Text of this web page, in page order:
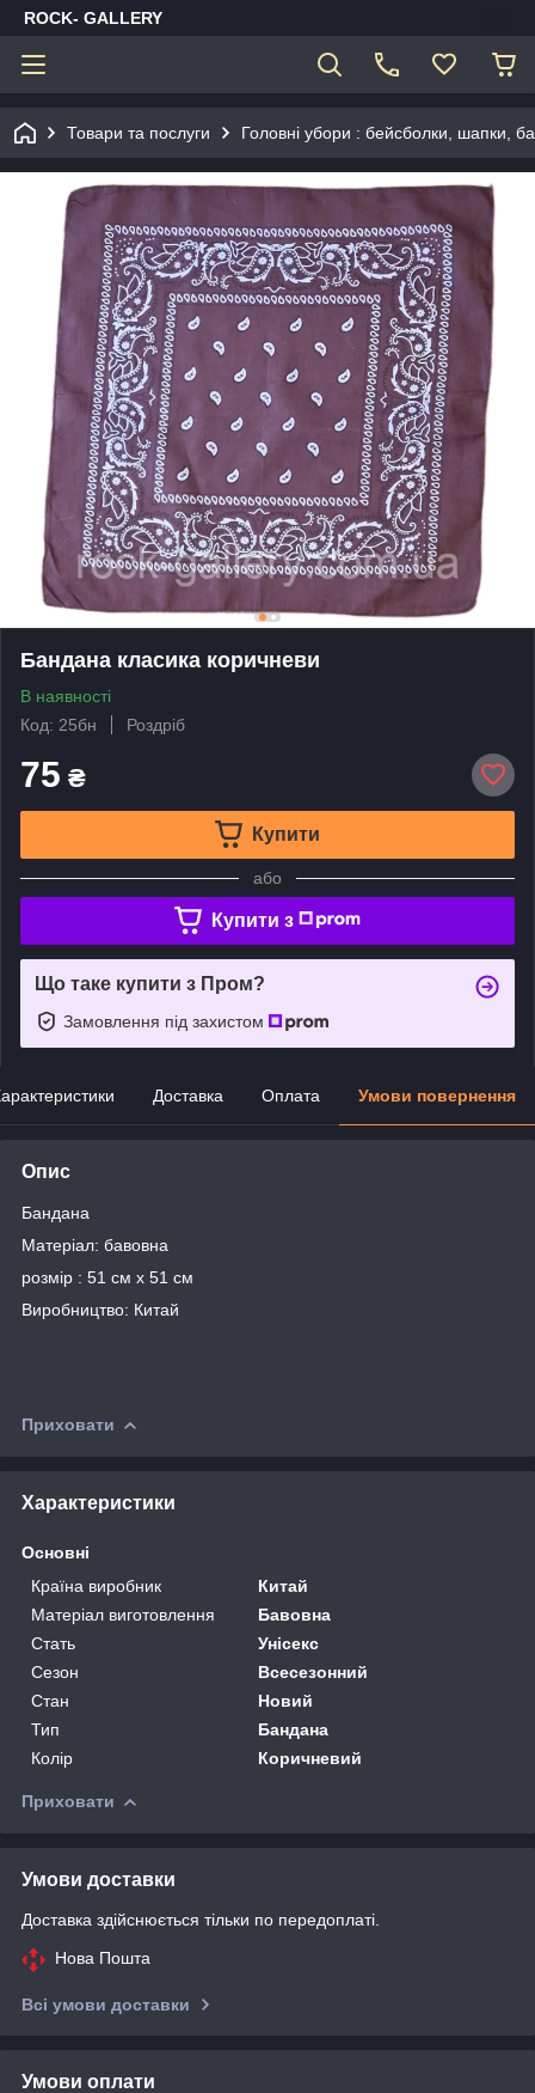
ROCK- GALLERY
Товари та послуги Головні убори : бейсболки, шапки,
Бандана класика коричневи
В наявності
Код: 25бн
Роздріб
75 ₴
Купити
або
Купити з
Що таке купити з Пром?
Замовлення під захистом
Доставка Оплата Умови повернення
Опис
Бандана
Матеріал: бавовна
розмір : 51 см х 51 см
Виробництво: Китай
Приховати
Характеристики
Основні
Країна виробник
Китай
Матеріал виготовлення
Бавовна
Стать
Унісекс
Сезон
Всесезонний
Стан
Новий
Тип
Бандана
Колір
Коричневий
Приховати
Умови доставки
Доставка здійснюється тільки по передоплаті.
Нова Пошта
Всі умови доставки
Умови оплати